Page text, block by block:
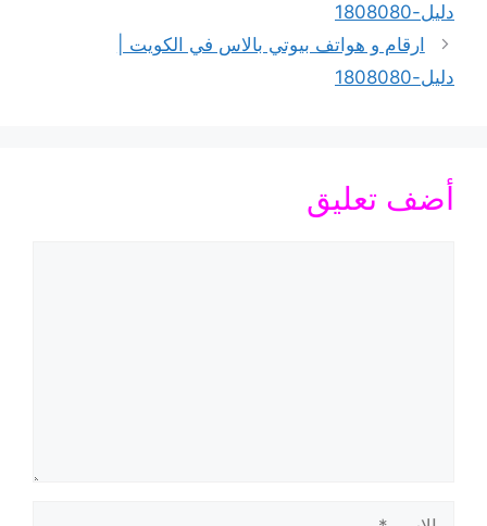
دليل-1808080
ارقام و هواتف بيوتي بالاس في الكويت |
دليل-1808080
أضف تعليق
الاسم